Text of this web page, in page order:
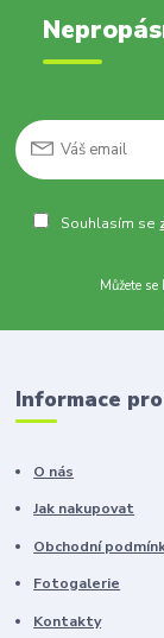
Souhlasím se
Můžete
Informace
O nás
Jak nakupovat
Obchodní
Fotogalerie
Kontakty